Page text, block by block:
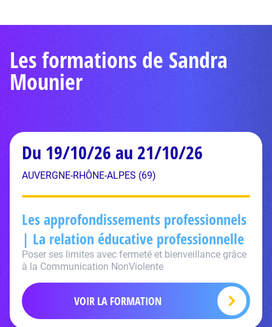
Les formations de Sandra
Mounier
Du 19/10/26 au 21/10/26
AUVERGNE-RHÔNE-ALPES (69)
Les approfondissements professionnels
| La relation éducative professionnelle
Poser ses limites avec fermeté et bienveillance grâce
à la Communication NonViolente
VOIR LA FORMATION